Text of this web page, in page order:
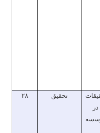
تحقیق ۲۸